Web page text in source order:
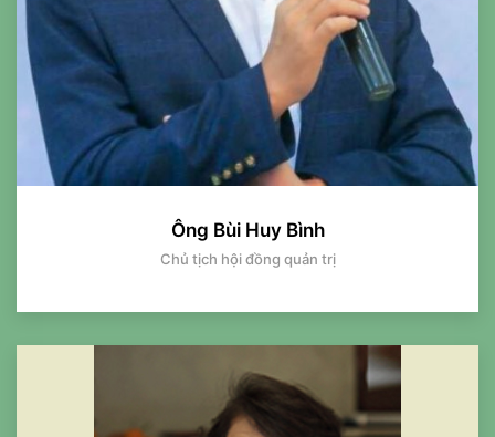
Ông Bùi Huy Bình
Chủ tịch hội đồng quản trị